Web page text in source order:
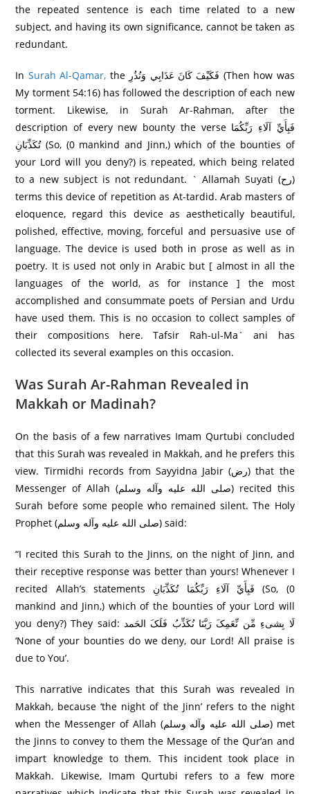
the repeated sentence is each time related to a new
subject, and having its own significance, cannot be taken as
redundant.
In Surah Al-Qamar, the فَكَيْفَ كَانَ عَذَابِي وَنُذُرِ‌ (Then how was
My torment 54:16) has followed the description of each new
torment. Likewise, in Surah Ar-Rahman, after the
description of every new bounty the verse فَبِأَيِّ آلَاءِ رَ‌بِّكُمَا
تُكَذِّبَانِ (So, (0 mankind and Jinn,) which of the bounties of
your Lord will you deny?) is repeated, which being related
to a new subject is not redundant. ` Allamah Suyati (رح)
terms this device of repetition as At-tardid. Arab masters of
eloquence, regard this device as aesthetically beautiful,
polished, effective, moving, forceful and persuasive use of
language. The device is used both in prose as well as in
poetry. It is used not only in Arabic but [ almost in all the
languages of the world, as for instance ] the most
accomplished and consummate poets of Persian and Urdu
have used them. This is no occasion to collect samples of
their compositions here. Tafsir Rah-ul-Ma` ani has
collected its several examples on this occasion.
Was Surah Ar-Rahman Revealed in
Makkah or Madinah?
On the basis of a few narratives Imam Qurtubi concluded
that this Surah was revealed in Makkah, and he prefers this
view. Tirmidhi records from Sayyidna Jabir (رض) that the
Messenger of Allah (صلى الله عليه وآله وسلم) recited this
Surah before some people who remained silent. The Holy
Prophet (صلى الله عليه وآله وسلم) said:
“I recited this Surah to the Jinns, on the night of Jinn, and
their receptive response was better than yours! Whenever I
recited Allah’s statements فَبِأَيِّ آلَاءِ رَ‌بِّكُمَا تُكَذِّبَانِ (So, (0
mankind and Jinn,) which of the bounties of your Lord will
you deny?) They said: لَا بِشیءِ مِّن نِّعَمِکَ رَبَّنَا نُکَذِّبُ فَلَکَ الحَمد
‘None of your bounties do we deny, our Lord! All praise is
due to You’.
This narrative indicates that this Surah was revealed in
Makkah, because ‘the night of the Jinn’ refers to the night
when the Messenger of Allah (صلى الله عليه وآله وسلم) met
the Jinns to convey to them the Message of the Qur’an and
impart knowledge to them. This incident took place in
Makkah. Likewise, Imam Qurtubi refers to a few more